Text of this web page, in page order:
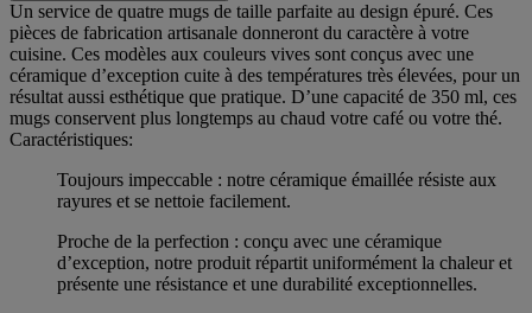
Un service de quatre mugs de taille parfaite au design épuré. Ces
pièces de fabrication artisanale donneront du caractère à votre
cuisine. Ces modèles aux couleurs vives sont conçus avec une
céramique d’exception cuite à des températures très élevées, pour un
résultat aussi esthétique que pratique. D’une capacité de 350 ml, ces
mugs conservent plus longtemps au chaud votre café ou votre thé.
Caractéristiques:
Toujours impeccable : notre céramique émaillée résiste aux
rayures et se nettoie facilement.
Proche de la perfection : conçu avec une céramique
d’exception, notre produit répartit uniformément la chaleur et
présente une résistance et une durabilité exceptionnelles.